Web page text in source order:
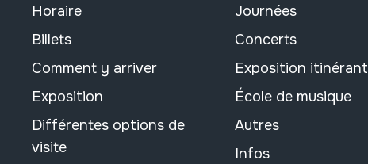
Horaire
Billets
Comment y arriver
Exposition
Différentes options de
visite
Journées
Concerts
Exposition itinérant
École de musique
Autres
Infos